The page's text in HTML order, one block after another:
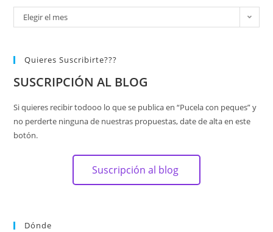
Elegir el mes
Quieres Suscribirte???
SUSCRIPCIÓN AL BLOG
Si quieres recibir todooo lo que se publica en “Pucela con peques” y
no perderte ninguna de nuestras propuestas, date de alta en este
botón.
Suscripción al blog
Dónde